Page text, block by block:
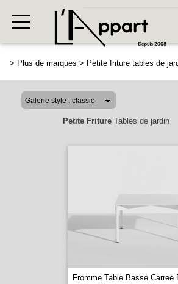
> Plus de marques > Petite friture tables de
Petite FritureTables de jardin
Fromme Table Basse Carree